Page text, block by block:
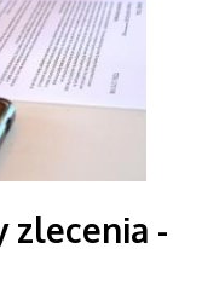
zlecenia -